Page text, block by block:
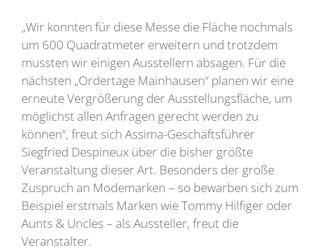
„Wir konnten für diese Messe die Fläche nochmals
um 600 Quadratmeter erweitern und trotzdem
mussten wir einigen Ausstellern absagen. Für die
nächsten „Ordertage Mainhausen“ planen wir eine
erneute Vergrößerung der Ausstellungsfläche, um
möglichst allen Anfragen gerecht werden zu
können“, freut sich Assima-Geschäftsführer
Siegfried Despineux über die bisher größte
Veranstaltung dieser Art. Besonders der große
Zuspruch an Modemarken – so bewarben sich zum
Beispiel erstmals Marken wie Tommy Hilfiger oder
Aunts & Uncles – als Aussteller, freut die
Veranstalter.